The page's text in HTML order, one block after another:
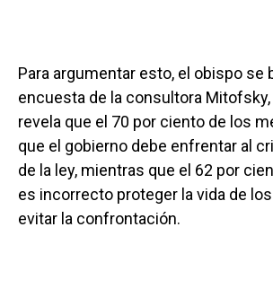
Para argumentar esto, el obispo se
encuesta de la consultora
revela que el 70 por ciento de los
que el gobierno debe enfrentar al
de la ley, mientras que el 62 por
es incorrecto proteger la vida de
evitar la confrontación.